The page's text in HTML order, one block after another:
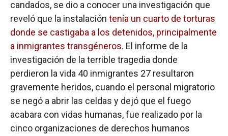
candados, se dio a conocer una investigación que
reveló que la instalación tenía un cuarto de torturas
donde se castigaba a los detenidos, principalmente
a inmigrantes transgéneros. El informe de la
investigación de la terrible tragedia donde
perdieron la vida 40 inmigrantes 27 resultaron
gravemente heridos, cuando el personal migratorio
se negó a abrir las celdas y dejó que el fuego
acabara con vidas humanas, fue realizado por la
cinco organizaciones de derechos humanos